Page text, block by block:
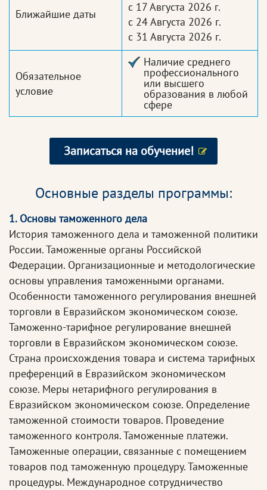
Ближайшие даты
с 17 Августа 2026 г.
с 24 Августа 2026 г.
с 31 Августа 2026 г.
Обязательное
условие
Наличие среднего
профессионального
или высшего
образования в любой
сфере
Записаться на обучение!
Основные разделы программы:
1. Основы таможенного дела
История таможенного дела и таможенной политики
России. Таможенные органы Российской
Федерации. Организационные и методологические
основы управления таможенными органами.
Особенности таможенного регулирования внешней
торговли в Евразийском экономическом союзе.
Таможенно-тарифное регулирование внешней
торговли в Евразийском экономическом союзе.
Страна происхождения товара и система тарифных
преференций в Евразийском экономическом
союзе. Меры нетарифного регулирования в
Евразийском экономическом союзе. Определение
таможенной стоимости товаров. Проведение
таможенного контроля. Таможенные платежи.
Таможенные операции, связанные с помещением
товаров под таможенную процедуру. Таможенные
процедуры. Международное сотрудничество